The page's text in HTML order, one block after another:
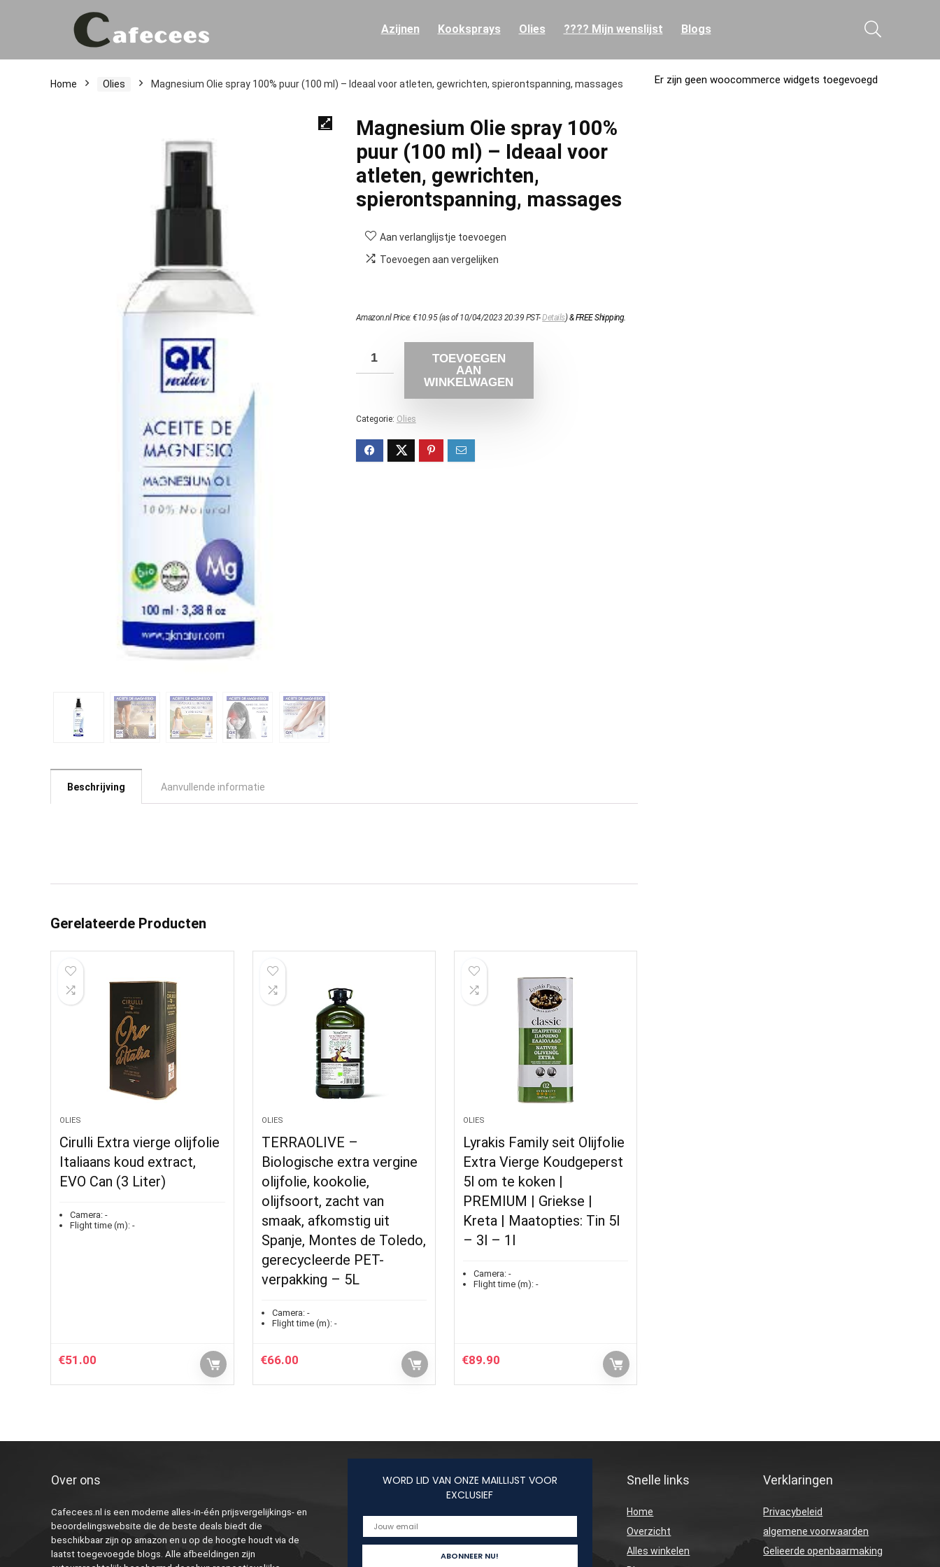
Azijnen Kooksprays Olies ???? Mijn wenslijst Blogs
Home Olies Magnesium Olie spray 100% puur (100 ml) – Ideaal voor atleten, gewrichten, spierontspanning, massages
Magnesium Olie spray 100%
puur (100 ml) – Ideaal voor
atleten, gewrichten,
spierontspanning, massages
Aan verlanglijstje toevoegen
Toevoegen aan vergelijken
Amazon.nl Price:€10.95(as of 10/04/2023 20:39 PST-Details)&FREE Shipping.
TOEVOEGEN
AAN
WINKELWAGEN
Categorie: Olies
Beschrijving Aanvullende informatie
Gerelateerde Producten
OLIES
Cirulli Extra vierge olijfolie
Italiaans koud extract,
EVO Can (3 Liter)
Camera: -
Flight time (m): -
€51.00
OLIES
TERRAOLIVE –
Biologische extra vergine
olijfolie, kookolie,
olijfsoort, zacht van
smaak, afkomstig uit
Spanje, Montes de Toledo,
gerecycleerde PET-
verpakking – 5L
Camera:-
Flight time (m):-
€66.00
OLIES
Lyrakis Family seit Olijfolie
Extra Vierge Koudgeperst
5l om te koken |
PREMIUM | Griekse |
Kreta | Maatopties: Tin 5l
– 3l – 1l
Camera: -
Flight time (m): -
€89.90
Er zijn geen woocommerce widgets toegevoegd
Over ons
Cafecees.nl is een moderne alles-in-één prijsvergelijkings- en
beoordelingswebsite die de beste deals biedt die
beschikbaar zijn op amazon en u op de hoogte houdt via de
laatst toegevoegde blogs. Alle afbeeldingen zijn
WORD LID VAN ONZE MAILLIJST VOOR
EXCLUSIEF
Snelle links
Home
Overzicht
Alles winkelen
Verklaringen
Privacybeleid
algemene voorwaarden
Gelieerde openbaarmaking